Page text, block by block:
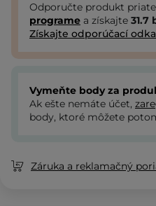
Odporučte produkt
programe a získajte 31.7
Získajte odporúčací
Vymeňte body za
Ak ešte nemáte účet,
body, ktoré môžete
Záruka a reklamačný